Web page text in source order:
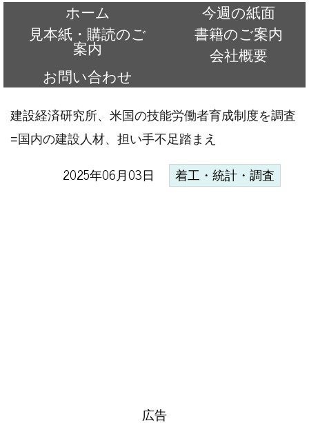
ホーム
今週の紙面
見本紙・購読のご
案内
書籍のご案内
会社概要
お問い合わせ
建設経済研究所、米国の技能労働者育成制度を調査
=国内の建設人材、担い手不足踏まえ
2025年06月03日 着工・統計・調査
広告